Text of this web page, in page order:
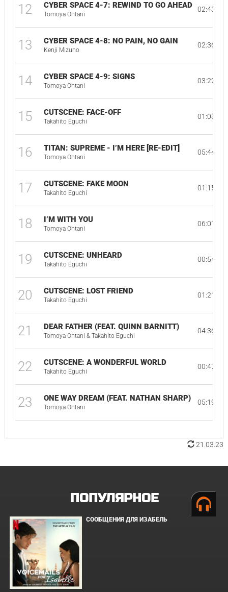
12 CYBER SPACE 4-7: REWIND TO GO AHEAD
Tomoya Ohtani
02:43
13 CYBER SPACE 4-8: NO PAIN, NO GAIN
Kenji Mizuno
02:36
14 CYBER SPACE 4-9: SIGNS
Tomoya Ohtani
03:22
15 CUTSCENE: FACE-OFF
Takahito Eguchi
01:03
16 TITAN: SUPREME - I’M HERE [RE-EDIT]
Tomoya Ohtani
05:44
17 CUTSCENE: FAKE MOON
Takahito Eguchi
01:15
18 I’M WITH YOU
Tomoya Ohtani
06:01
19 CUTSCENE: UNHEARD
Takahito Eguchi
00:54
20 CUTSCENE: LOST FRIEND
Takahito Eguchi
01:21
21 DEAR FATHER (FEAT. QUINN BARNITT)
Tomoya Ohtani & Takahito Eguchi
04:36
22 CUTSCENE: A WONDERFUL WORLD
Takahito Eguchi
00:47
23 ONE WAY DREAM (FEAT. NATHAN SHARP)
Tomoya Ohtani
05:19
21.03.23
ПОПУЛЯРНОЕ
СООБЩЕНИЯ ДЛЯ ИЗАБЕЛЬ